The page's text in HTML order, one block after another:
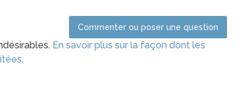
En savoir plus sur la façon dont les
.